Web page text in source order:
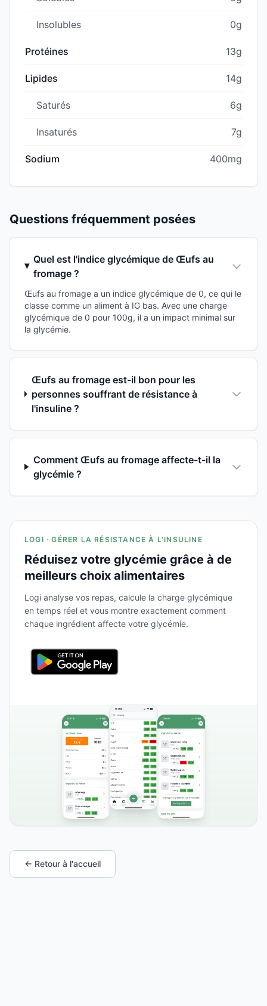
Insolubles 0g
Protéines 13g
Lipides 14g
Saturés 6g
Insaturés 7g
Sodium 400mg
Questions fréquemment posées
Quel est l'indice glycémique de Œufs au
fromage ?
Œufs au fromage a un indice glycémique de 0, ce qui le
classe comme un aliment à IG bas. Avec une charge
glycémique de 0 pour 100g, il a un impact minimal sur
la glycémie.
Œufs au fromage est-il bon pour les
personnes souffrant de résistance à
l'insuline ?
Comment Œufs au fromage affecte-t-il la
glycémie ?
LOGI · GÉRER LA RÉSISTANCE À L'INSULINE
Réduisez votre glycémie grâce à de
meilleurs choix alimentaires
Logi analyse vos repas, calcule la charge glycémique
en temps réel et vous montre exactement comment
chaque ingrédient affecte votre glycémie.
← Retour à l'accueil